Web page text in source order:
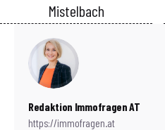
Mistelbach
Redaktion Immofragen AT
https://immofragen.at